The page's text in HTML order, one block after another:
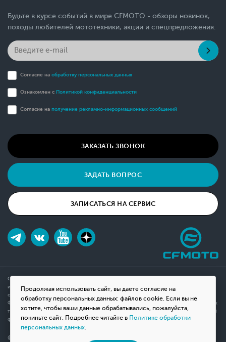
Продолжая использовать сайт, вы даете согласие на
обработку персональных данных: файлов cookie. Если вы не
хотите, чтобы ваши данные обрабатывались, пожалуйста,
покиньте сайт. Подробнее читайте в Политике обработки
персональных данных.
Будьте в курсе событий в мире CFMOTO - обзоры новинок,
походы любителей мототехники, акции и спецпредложения.
Согласие на обработку персональных данных
Ознакомлен с Политикой конфиденциальности
Согласие на получение рекламно-информационных сообщений
ЗАКАЗАТЬ ЗВОНОК
ЗАДАТЬ ВОПРОС
ЗАПИСАТЬСЯ НА СЕРВИС
Обращаем ваше внимание на то, что данный интернет-сайт носит исключительно
информационный характер и ни при каких условиях не является публичной офертой,
определяемой положениями Статьи 437(2) Гражданского кодекса Российской
Федерации. Для получения подробной информации о наличии и стоимости указанных
товаров, пожалуйста, обращайтесь к менеджерам компании с помощью специальной
формы связи на сайте или по телефону.
© 2026 Мотосалон «ВНЕ ДОРОГ»